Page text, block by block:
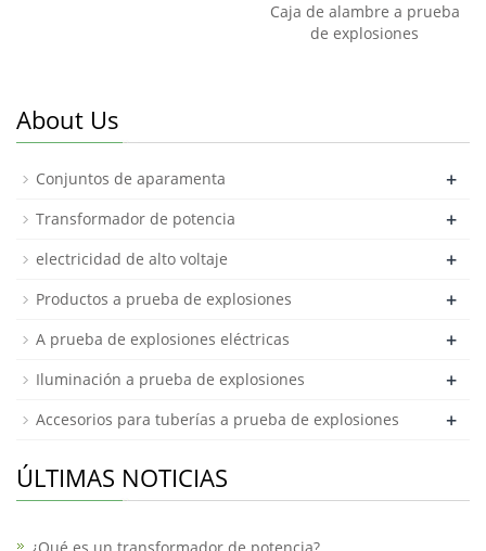
Caja de alambre a prueba
de explosiones
About Us
Conjuntos de aparamenta +
Transformador de potencia +
electricidad de alto voltaje +
Productos a prueba de explosiones +
A prueba de explosiones eléctricas +
Iluminación a prueba de explosiones +
Accesorios para tuberías a prueba de explosiones +
ÚLTIMAS NOTICIAS